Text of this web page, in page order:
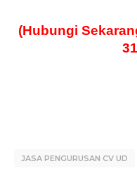
(Hubungi
JASA PENGURUSAN CV UD